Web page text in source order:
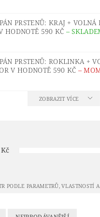
LORD OF THE RINGS
MOVIE LEGO® ONE
POLYBAG (SÁČKY)
OBCHODU
PRSTENŮ: KRAJ + VOLNÁ
HODNOTĚ 590 KČ –
PRSTENŮ: ROKLINKA +
V HODNOTĚ 590 KČ –
ZOBRAZIT VÍCE
Kč
PODLE PARAMETRŮ, VLASTNOSTÍ